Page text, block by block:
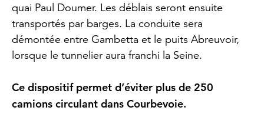
quai Paul Doumer. Les déblais seront ensuite
transportés par barges. La conduite sera
démontée entre Gambetta et le puits Abreuvoir,
lorsque le tunnelier aura franchi la Seine.
Ce dispositif permet d’éviter plus de 250
camions circulant dans Courbevoie.